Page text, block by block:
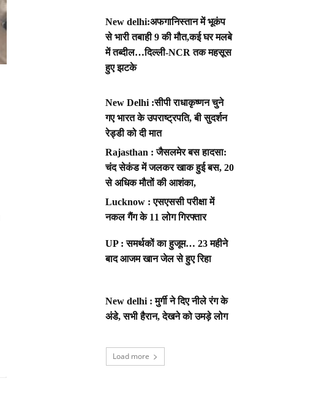
New delhi:अफगानिस्तान में भूकंप
से भारी तबाही 9 की मौत,कई घर मलबे
में तब्दील…दिल्ली-NCR तक महसूस
हुए झटके
New Delhi :सीपी राधाकृष्णन चुने
गए भारत के उपराष्ट्रपति, बी सुदर्शन
रेड्डी को दी मात
Rajasthan : जैसलमेर बस हादसा:
चंद सेकंड में जलकर खाक हुई बस, 20
से अधिक मौतों की आशंका,
Lucknow : एसएससी परीक्षा में
नकल गैंग के 11 लोग गिरफ्तार
UP : समर्थकों का हुजूम… 23 महीने
बाद आजम खान जेल से हुए रिहा
New delhi : मुर्गी ने दिए नीले रंग के
अंडे, सभी हैरान, देखने को उमड़े लोग
Load more